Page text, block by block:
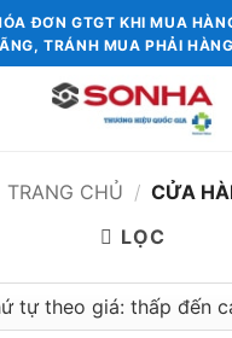
ĐƠN GTGT KHI MUA
TRÁNH MUA PHẢI
TRANG CHỦ / CỬA
LỌC